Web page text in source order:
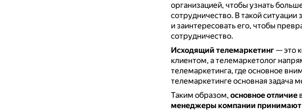
организацией, чтобы узнать
сотрудничество. В такой ситуации
и заинтересовать его, чтобы
сотрудничество.
Исходящий телемаркетинг— это
клиентом, а телемаркетолог
телемаркетинга, где основное
телемаркетинге основная задача
Таким образом, основное отличие
менеджеры компании принимают